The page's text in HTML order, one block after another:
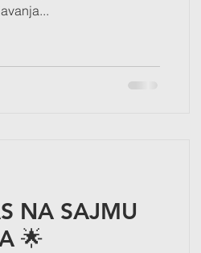
NA SAJMU
🌟